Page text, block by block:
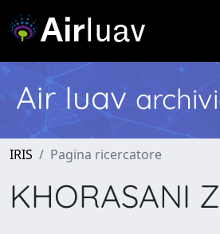
Air Iuav
IRIS Pagina ricercatore
KHORASANI